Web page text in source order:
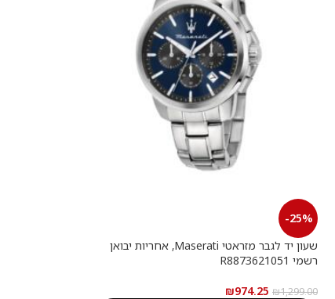
-25%
שעון יד לגבר מזראטי Maserati, אחריות יבואן
רשמי R8873621051
₪1,299.00
₪974.25